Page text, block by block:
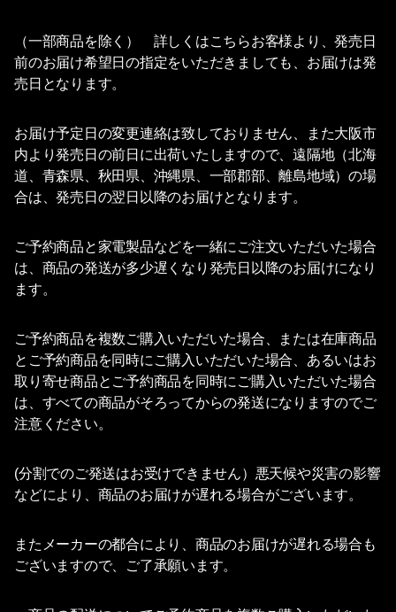
（一部商品を除く） 詳しくはこちらお客様より、発売日
前のお届け希望日の指定をいただきましても、お届けは発
売日となります。
お届け予定日の変更連絡は致しておりません、また大阪市
内より発売日の前日に出荷いたしますので、遠隔地（北海
道、青森県、秋田県、沖縄県、一部郡部、離島地域）の場
合は、発売日の翌日以降のお届けとなります。
ご予約商品と家電製品などを一緒にご注文いただいた場合
は、商品の発送が多少遅くなり発売日以降のお届けになり
ます。
ご予約商品を複数ご購入いただいた場合、または在庫商品
とご予約商品を同時にご購入いただいた場合、あるいはお
取り寄せ商品とご予約商品を同時にご購入いただいた場合
は、すべての商品がそろってからの発送になりますのでご
注意ください。
(分割でのご発送はお受けできません）悪天候や災害の影響
などにより、商品のお届けが遅れる場合がございます。
またメーカーの都合により、商品のお届けが遅れる場合も
ございますので、ご了承願います。